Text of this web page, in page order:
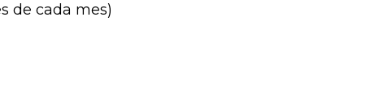
de cada mes)